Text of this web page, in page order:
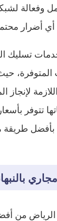
وفعالة
أضرار
تسليك
المتوفرة،
تتوفر
بأفضل
الرياض من